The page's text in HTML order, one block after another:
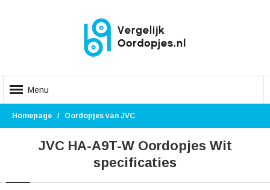
Menu
Homepage Oordopjes van JVC
JVC HA-A9T-W Oordopjes Wit
specificaties